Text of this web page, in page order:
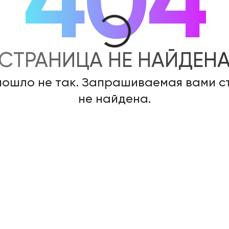
НЕ
не так. Запрашиваемая вами
не найдена.